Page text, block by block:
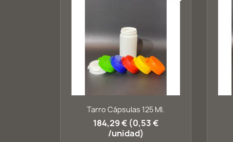
Vista rápida
Tarro Cápsulas 125 Ml.
184,29 € (0,53 €
/unidad)